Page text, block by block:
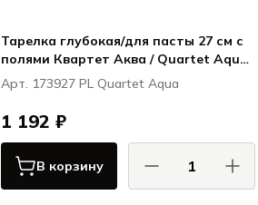
Тарелка глубокая/для пасты 27 см с
полями Квартет Аква / Quartet Aqua
ПИОЛИ / PIOLI
Арт. 173927 PL Quartet Aqua
1 192 ₽
В корзину